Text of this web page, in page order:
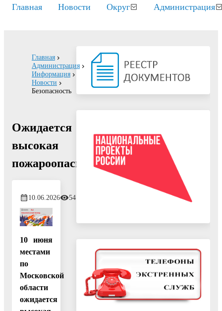
Главная Новости Округ Администрация
Главная
Администрация
Информация
Новости
Безопасность
Ожидается
высокая
пожароопасность
10.06.2026 54
10 июня
местами
по
Московской
области
ожидается